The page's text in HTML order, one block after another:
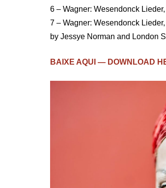
6 – Wagner: Wesendonck
7 – Wagner: Wesendonck
by Jessye Norman and London
BAIXE AQUI — DOWNLOAD